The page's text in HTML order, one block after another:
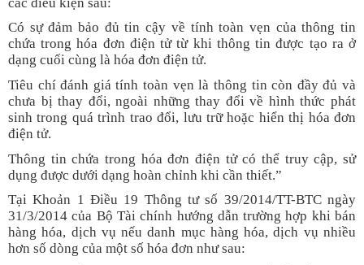
Có sự đảm bảo đủ tin cậy về tính toàn vẹn của thông tin
chứa trong hóa đơn điện tử từ khi thông tin được tạo ra ở
dạng cuối cùng là hóa đơn điện tử.
Tiêu chí đánh giá tính toàn vẹn là thông tin còn đầy đủ và
chưa bị thay đổi, ngoài những thay đổi về hình thức phát
sinh trong quá trình trao đổi, lưu trữ hoặc hiển thị hóa đơn
điện tử.
Thông tin chứa trong hóa đơn điện tử có thể truy cập, sử
dụng được dưới dạng hoàn chỉnh khi cần thiết.”
Tại Khoản 1 Điều 19 Thông tư số 39/2014/TT-BTC ngày
31/3/2014 của Bộ Tài chính hướng dẫn trường hợp khi bán
hàng hóa, dịch vụ nếu danh mục hàng hóa, dịch vụ nhiều
hơn số dòng của một số hóa đơn như sau: